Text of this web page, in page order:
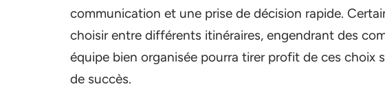
communication et une prise de décision rapide.
choisir entre différents itinéraires, engendrant des
équipe bien organisée pourra tirer profit de ces choix
de succès.